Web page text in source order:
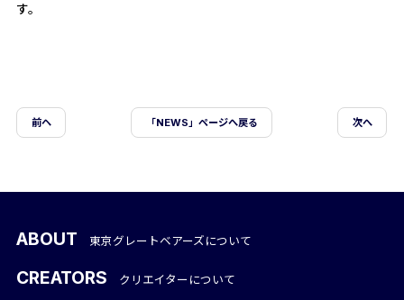
す。
前ヘ 「NEWS」ページへ戻る 次へ
ABOUT 東京グレートベアーズについて
CREATORS クリエイターについて